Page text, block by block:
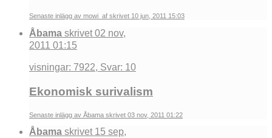
Senaste inlägg av mowi_af skrivet 10 jun, 2011 15:03
Åbama skrivet 02 nov,
2011 01:15
visningar: 7922, Svar: 10
Ekonomisk surivalism
Senaste inlägg av Åbama skrivet 03 nov, 2011 01:22
Åbama skrivet 15 sep,